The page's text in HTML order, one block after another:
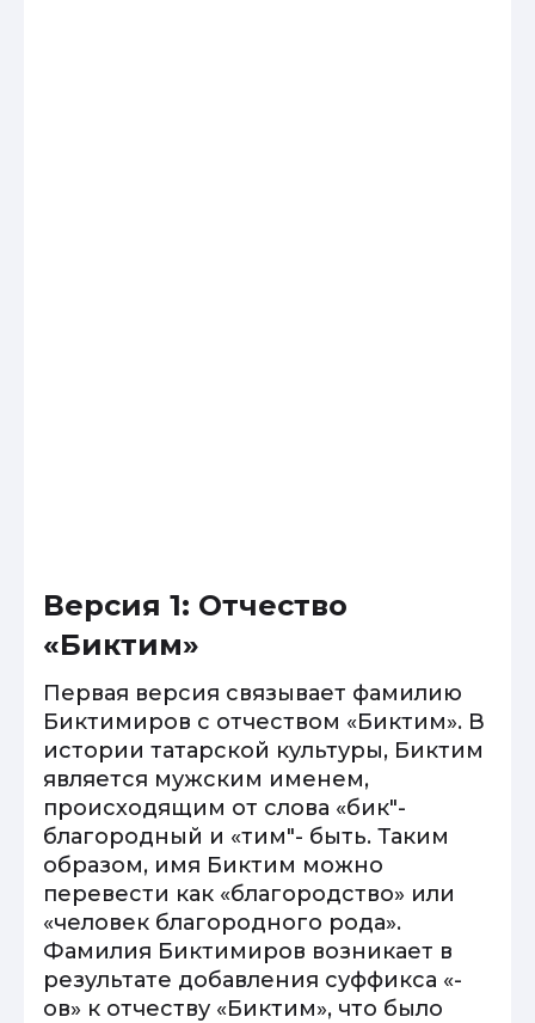
Версия 1: Отчество
«Биктим»
Первая версия связывает фамилию
Биктимиров с отчеством «Биктим». В
истории татарской культуры, Биктим
является мужским именем,
происходящим от слова «бик"-
благородный и «тим"- быть. Таким
образом, имя Биктим можно
перевести как «благородство» или
«человек благородного рода».
Фамилия Биктимиров возникает в
результате добавления суффикса «-
ов» к отчеству «Биктим», что было